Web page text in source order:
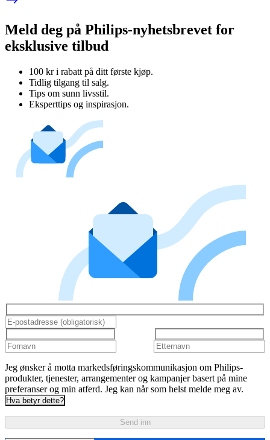
Meld deg på Philips-nyhetsbrevet for
eksklusive tilbud
100 kr i rabatt på ditt første kjøp.
Tidlig tilgang til salg.
Tips om sunn livsstil.
Eksperttips og inspirasjon.
Jeg ønsker å motta markedsføringskommunikasjon om Philips-
produkter, tjenester, arrangementer og kampanjer basert på mine
preferanser og min atferd. Jeg kan når som helst melde meg av.
Hva betyr dette?
Send inn